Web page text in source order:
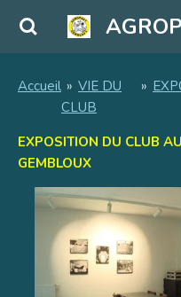
Passer
principal
Accueil » VIE DU
CLUB
»
EXPOSITION DU CLUB
GEMBLOUX